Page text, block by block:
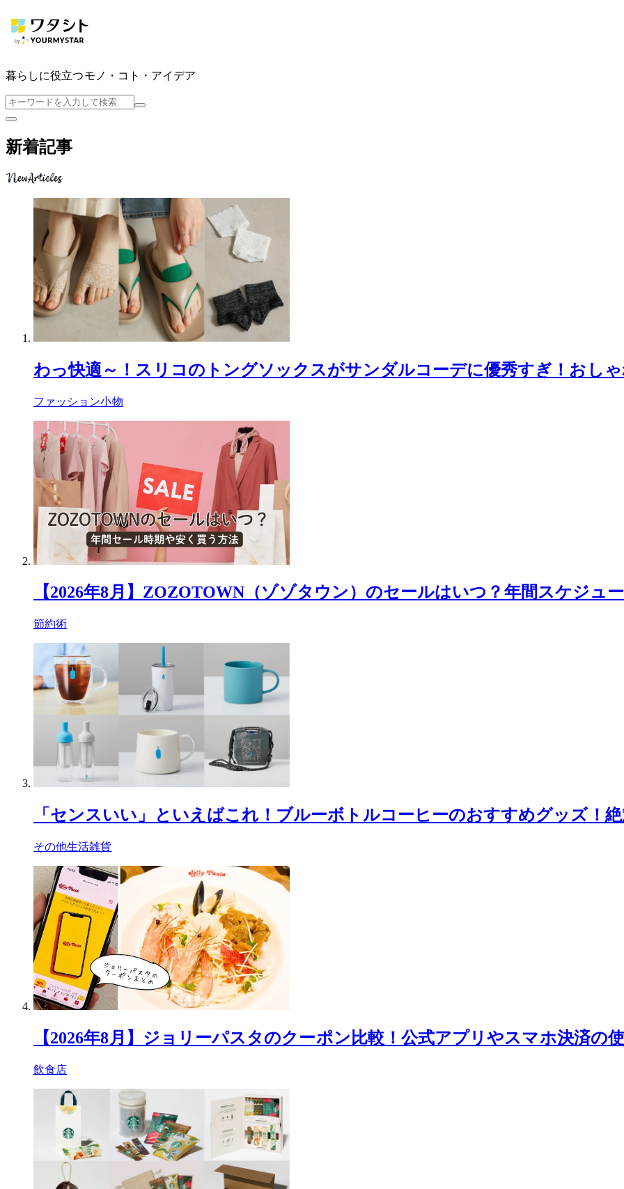
暮らしに役立つモノ・コト・アイデア
新着記事
わっ快適～！スリコのトングソックスがサンダルコーデに優秀すぎ！おし
ファッション小物
【2026年8月】ZOZOTOWN（ゾゾタウン）のセールはいつ？年間スケジュ
節約術
「センスいい」といえばこれ！ブルーボトルコーヒーのおすすめグッズ！
その他生活雑貨
【2026年8月】ジョリーパスタのクーポン比較！公式アプリやスマホ決済の
飲食店